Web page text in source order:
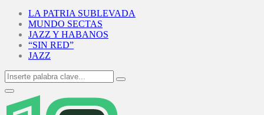
LA PATRIA SUBLEVADA
MUNDO SECTAS
JAZZ Y HABANOS
“SIN RED”
JAZZ
Search
for:
Search
Primary
Menu